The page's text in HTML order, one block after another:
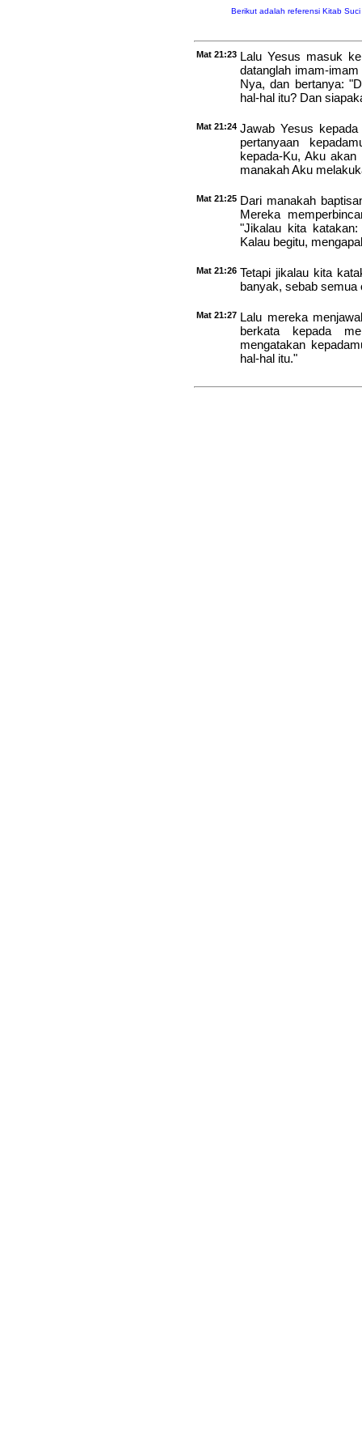
Berikut adalah referensi Kitab
Mat 21:23 Lalu Yesus masuk
datanglah imam-
Nya, dan bertanya:
hal-hal itu? Dan
Mat 21:24 Jawab Yesus
pertanyaan
kepada-Ku, Aku
manakah Aku
Mat 21:25 Dari manakah
Mereka
"Jikalau kita
Kalau begitu,
Mat 21:26 Tetapi jikalau kita
banyak, sebab semua
Mat 21:27 Lalu mereka
berkata kepada
mengatakan
hal-hal itu."